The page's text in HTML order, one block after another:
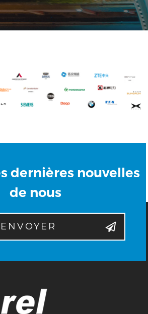
dernières nouvelles
de nous
ENVOYER